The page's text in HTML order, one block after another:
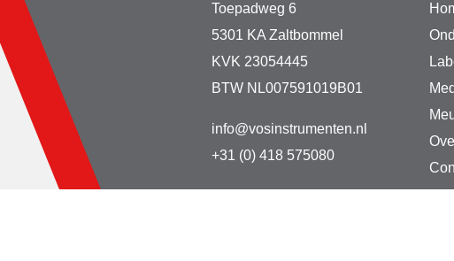
Toepadweg 6
5301 KA Zaltbommel
KVK 23054445
BTW NL007591019B01
info@vosinstrumenten.nl
+31 (0) 418 575080